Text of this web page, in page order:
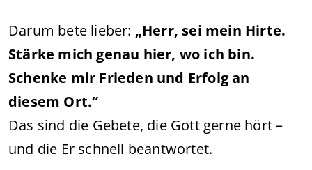
Darum bete lieber: „Herr, sei mein Hirte.
Stärke mich genau hier, wo ich bin.
Schenke mir Frieden und Erfolg an
diesem Ort.“
Das sind die Gebete, die Gott gerne hört –
und die Er schnell beantwortet.